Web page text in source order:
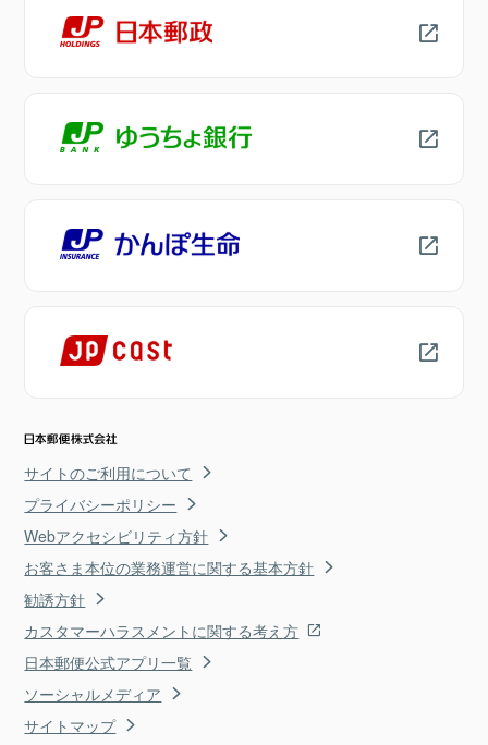
サイトのご利用について
プライバシーポリシー
Webアクセシビリティ方針
お客さま本位の業務運営に関する基本方針
勧誘方針
カスタマーハラスメントに関する考え方
日本郵便公式アプリ一覧
ソーシャルメディア
サイトマップ